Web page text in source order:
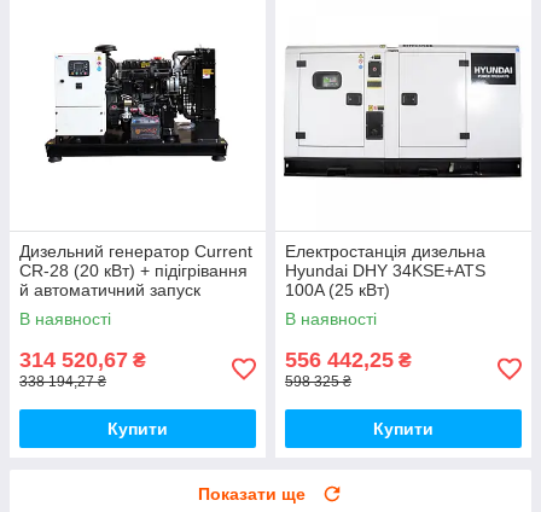
Дизельний генератор Current
CR-28 (20 кВт) + підігрівання
й автоматичний запуск
В наявності
314 520,67 ₴
338 194,27 ₴
Купити
Електростанція дизельна
Hyundai DHY 34KSE+ATS
100A (25 кВт)
В наявності
556 442,25 ₴
598 325 ₴
Купити
Показати ще